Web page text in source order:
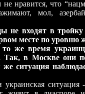
нравится, что
мол,
не входят в
месте по уровню
же время
Так, в Москве они
ситуация
ситуация